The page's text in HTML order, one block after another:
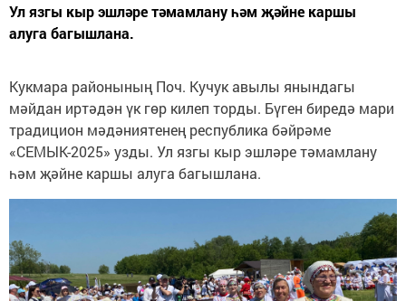
Ул язгы кыр эшләре тәмамлану һәм җәйне каршы
алуга багышлана.
Кукмара районының Поч. Кучук авылы янындагы
мәйдан иртәдән үк гөр килеп торды. Бүген биредә мари
традицион мәдәниятенең республика бәйрәме
«СЕМЫК-2025» узды. Ул язгы кыр эшләре тәмамлану
һәм җәйне каршы алуга багышлана.